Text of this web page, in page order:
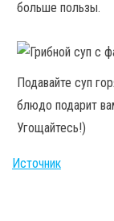
больше пользы.
Подавайте суп
блюдо подарит
Угощайтесь!)
Источник